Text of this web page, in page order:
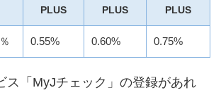
PLUS
PLUS
PLUS
0.55% 0.60% 0.75%
ス「MyJチェック」の登録があれ